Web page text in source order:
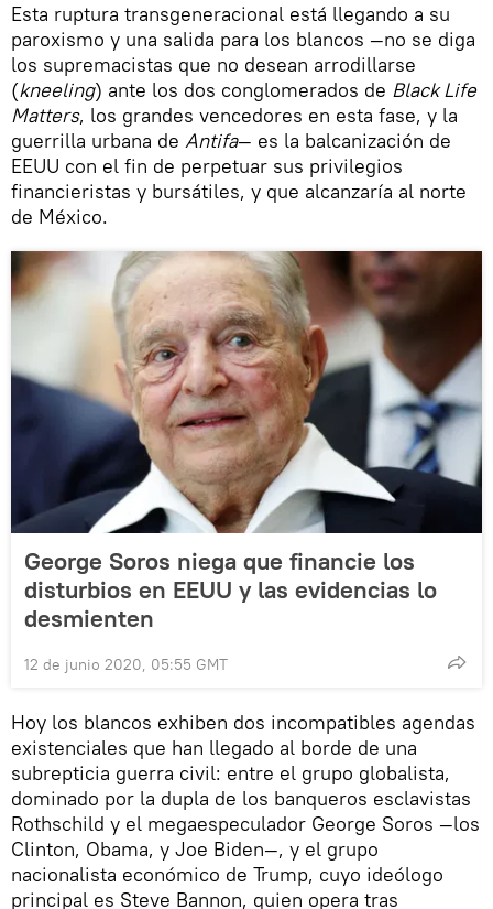
Esta ruptura transgeneracional está llegando a su
paroxismo y una salida para los blancos —no se diga
los supremacistas que no desean arrodillarse
(kneeling) ante los dos conglomerados de Black Life
Matters, los grandes vencedores en esta fase, y la
guerrilla urbana de Antifa— es la balcanización de
EEUU con el fin de perpetuar sus privilegios
financieristas y bursátiles, y que alcanzaría al norte
de México.
George Soros niega que financie los
disturbios en EEUU y las evidencias lo
desmienten
12 de junio 2020, 05:55 GMT
Hoy los blancos exhiben dos incompatibles agendas
existenciales que han llegado al borde de una
subrepticia guerra civil: entre el grupo globalista,
dominado por la dupla de los banqueros esclavistas
Rothschild y el megaespeculador George Soros —los
Clinton, Obama, y Joe Biden—, y el grupo
nacionalista económico de Trump, cuyo ideólogo
principal es Steve Bannon, quien opera tras